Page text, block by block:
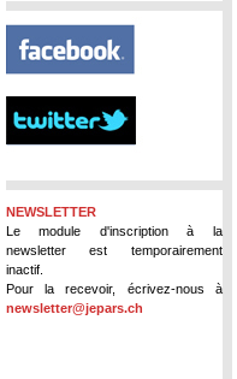
NEWSLETTER
Le module d'inscription à la
newsletter est temporairement
inactif.
Pour la recevoir, écrivez-nous à
newsletter@jepars.ch